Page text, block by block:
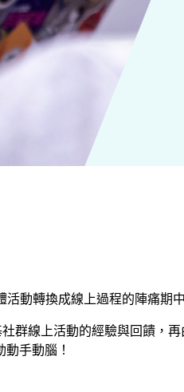
動轉換成線上過程的陣痛
群線上活動的經驗與回饋，
手動腦！